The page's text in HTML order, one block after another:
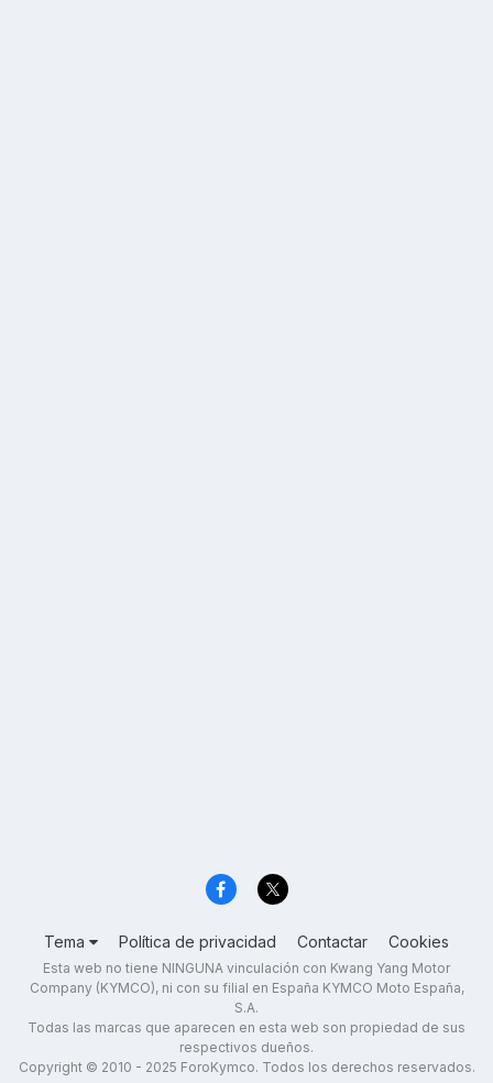
Tema Política de privacidad Contactar Cookies
Esta web no tiene NINGUNA vinculación con Kwang Yang Motor
Company (KYMCO), ni con su filial en España KYMCO Moto España,
S.A.
Todas las marcas que aparecen en esta web son propiedad de sus
respectivos dueños.
Copyright © 2010 - 2025 ForoKymco. Todos los derechos reservados.